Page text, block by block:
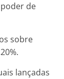
de
sobre
lançadas